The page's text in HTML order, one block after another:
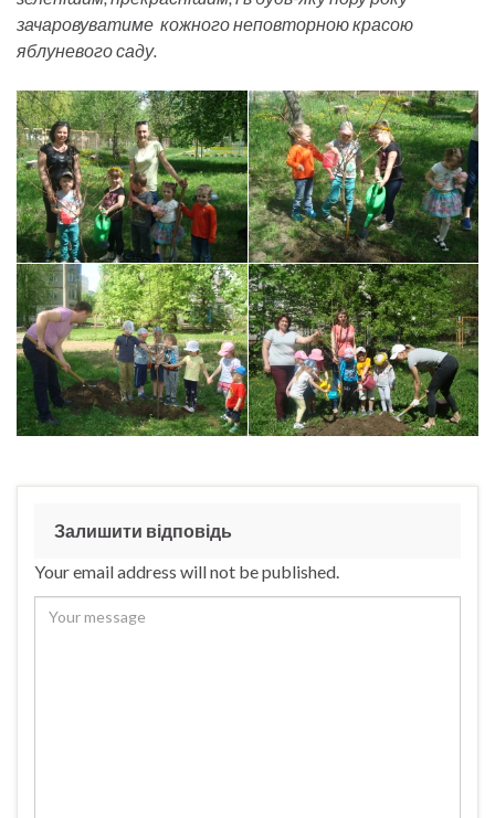
зачаровуватиме кожного неповторною красою
яблуневого саду.
Залишити відповідь
Your email address will not be published.